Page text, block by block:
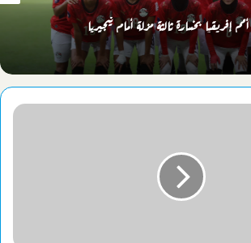
بخسارة ثالثة مزلة أمام نيجيريا
تستضيف ندوة تثقيفية عن حروب الأجيال وبناء